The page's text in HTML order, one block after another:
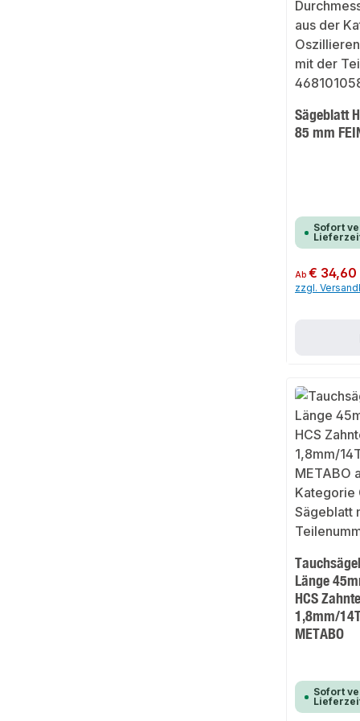
Sägeblatt
85 mm
Sofort
Regulärer Preis:
Ab€ 34,60
zzgl.
Länge
HCS
1,8mm/
METABO
Sofort